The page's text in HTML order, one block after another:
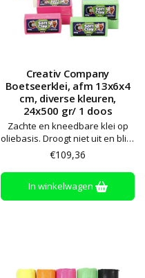
Creativ Company
Boetseerklei, afm 13x6x4
cm, diverse kleuren,
24x500 gr/ 1 doos
Zachte en kneedbare klei op
oliebasis. Droogt niet uit en blijft
zacht. Alle kleuren kunnen
worden gemengd. Bewaren op
kamertemperatuur
€109,36
In winkelwagen